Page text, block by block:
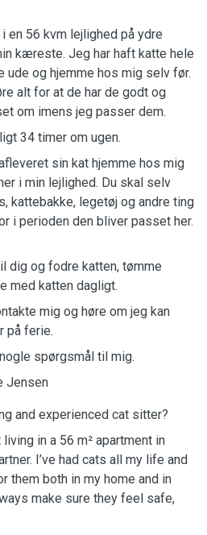
en 56 kvm lejlighed på ydre
kæreste. Jeg har haft katte hele
ude og hjemme hos mig selv før.
alt for at de har de godt og
om imens jeg passer dem.
34 timer om ugen.
sin kat hjemme hos mig
i min lejlighed. Du skal selv
kattebakke, legetøj og andre ting
i perioden den bliver passet her.
dig og fodre katten, tømme
med katten dagligt.
mig og høre om jeg kan
på ferie.
spørgsmål til mig.
Jensen
and experienced cat sitter?
in a 56 m² apartment in
I’ve had cats all my life and
them both in my home and in
make sure they feel safe,